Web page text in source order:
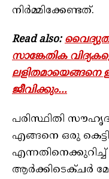
നിർമ്മിക്കേണ്ടത്.
Read also:
സാങ്കേതിക
ജീവിക്കും…
പരിസ്ഥിതി
എങ്ങനെ ഒരു
ആർക്കിടെക്ചർ